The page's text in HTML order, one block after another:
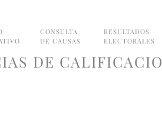
CONSULTA
DE CAUSAS
RESULTADOS
ELECTORALES
DE